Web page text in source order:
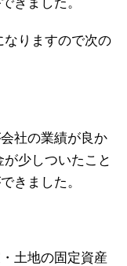
りますので次の
社の業績が良か
少しついたこと
きました。
土地の固定資産